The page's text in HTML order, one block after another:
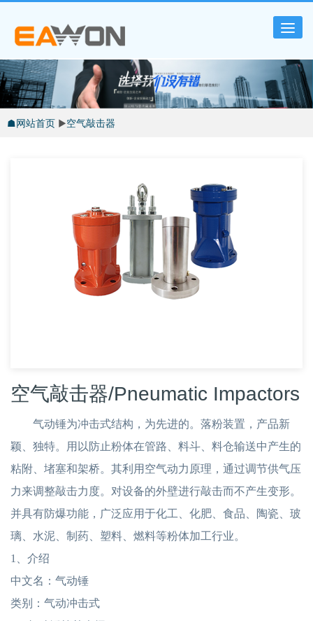
☗网站首页 ▶空气敲击器
空气敲击器/Pneumatic Impactors
气动锤为冲击式结构，为先进的。落粉装置，产品新
颖、独特。用以防止粉体在管路、料斗、料仓输送中产生的
粘附、堵塞和架桥。其利用空气动力原理，通过调节供气压
力来调整敲击力度。对设备的外壁进行敲击而不产生变形。
并具有防爆功能，广泛应用于化工、化肥、食品、陶瓷、玻
璃、水泥、制药、塑料、燃料等粉体加工行业。
1、介绍
中文名：气动锤
类别：气动冲击式